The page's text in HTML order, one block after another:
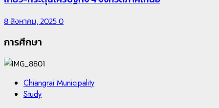
8 สิงหาคม, 20250
การศึกษา
Chiangrai Municipality
Study